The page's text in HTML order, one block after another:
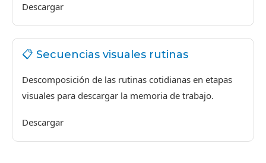
Descargar
📋 Secuencias visuales rutinas
Descomposición de las rutinas cotidianas en etapas
visuales para descargar la memoria de trabajo.
Descargar